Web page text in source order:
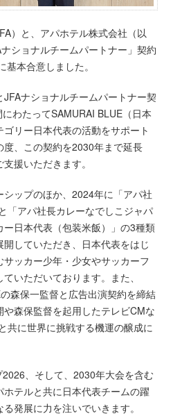
）と、アパホテル株式会社（以
ショナルチームパートナー」契約
本合意しました。
ナショナルチームパートナー契
わたってSAMURAI BLUE（日本
リー日本代表の活動をサポート
度、この契約を2030年まで延長
援いただきます。
ップのほか、2024年に「アパ社
「アパ社長カレーなでしこジャパ
日本代表（包装米飯）」の3種類
していただき、日本代表をはじ
ッカー少年・少女やサッカーフ
いただいております。また、
森保一監督と広告出演契約を締結
森保監督を起用したテレビCMな
共に世界に挑戦する機運の醸成に
、そして、2030年大会を含む
テルと共に日本代表チームの躍
発展に力を注いでいきます。